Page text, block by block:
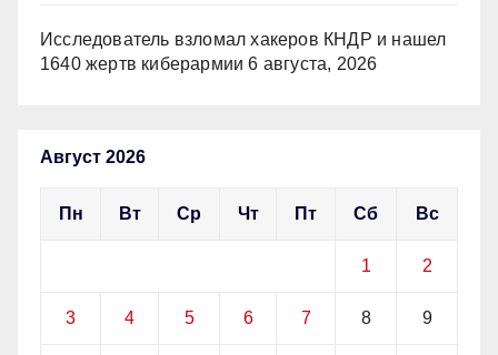
Исследователь взломал хакеров КНДР и нашел
1640 жертв киберармии 6 августа, 2026
Август 2026
Пн Вт Ср Чт Пт Сб Вс
1 2
3 4 5 6 7 8 9